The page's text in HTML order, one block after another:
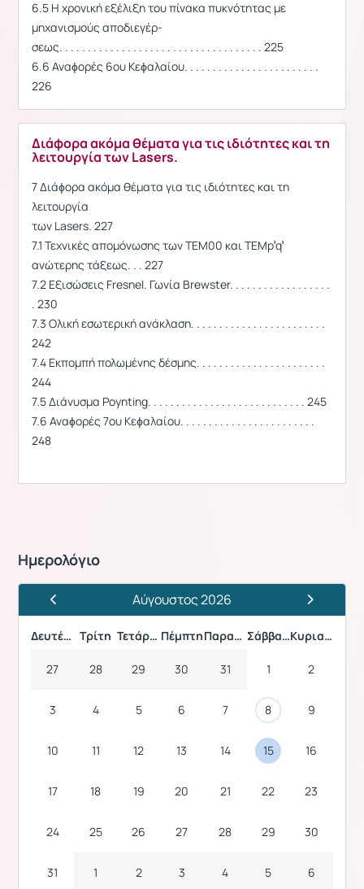
6.5 Η χρονική εξέλιξη του πίνακα πυκνότητας με
μηχανισμούς αποδιεγέρ-
σεως. . . . . . . . . . . . . . . . . . . . . . . . . . . . . . . . . . . . 225
6.6 Αναϕορές 6ου Κεϕαλαίου. . . . . . . . . . . . . . . . . . . . . . . .
226
Διάφορα ακόμα θέματα για τις ιδιότητες και τη
λειτουργία των Lasers.
7 Διάϕορα ακόμα θέματα για τις ιδιότητες και τη
λειτουργία
των Lasers. 227
7.1 Τεχνικές απομόνωσης των TEM00 και TEMp′q′
ανώτερης τάξεως. . . 227
7.2 Εξισώσεις Fresnel. Γωνία Brewster. . . . . . . . . . . . . . . . . .
. 230
7.3 Ολική εσωτερική ανάκλαση. . . . . . . . . . . . . . . . . . . . . . . .
242
7.4 Εκπομπή πολωμένης δέσμης. . . . . . . . . . . . . . . . . . . . . . .
244
7.5 Διάνυσμα Poynting. . . . . . . . . . . . . . . . . . . . . . . . . . . . 245
7.6 Αναϕορές 7ου Κεϕαλαίου. . . . . . . . . . . . . . . . . . . . . . . .
248
Ημερολόγιο
Προηγούμενος ΜήναςΑύγουστος 2026
Επόμενος
Δευτέρα Τρίτη Τετάρτη Πέμπτη Παρασκευή Σάββατο Κυριακή
27 28 29 30 31 1 2
3 4 5 6 7 8 9
10 11 12 13 14 15 16
17 18 19 20 21 22 23
24 25 26 27 28 29 30
31 1 2 3 4 5 6